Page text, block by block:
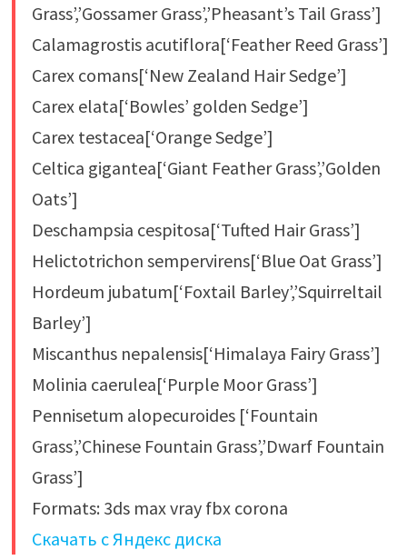
Grass’,’Gossamer Grass’,’Pheasant’s Tail Grass’]
Calamagrostis acutiflora[‘Feather Reed Grass’]
Carex comans[‘New Zealand Hair Sedge’]
Carex elata[‘Bowles’ golden Sedge’]
Carex testacea[‘Orange Sedge’]
Celtica gigantea[‘Giant Feather Grass’,’Golden
Oats’]
Deschampsia cespitosa[‘Tufted Hair Grass’]
Helictotrichon sempervirens[‘Blue Oat Grass’]
Hordeum jubatum[‘Foxtail Barley’,’Squirreltail
Barley’]
Miscanthus nepalensis[‘Himalaya Fairy Grass’]
Molinia caerulea[‘Purple Moor Grass’]
Pennisetum alopecuroides [‘Fountain
Grass’,’Chinese Fountain Grass’,’Dwarf Fountain
Grass’]
Formats: 3ds max vray fbx corona
Скачать с Яндекс диска